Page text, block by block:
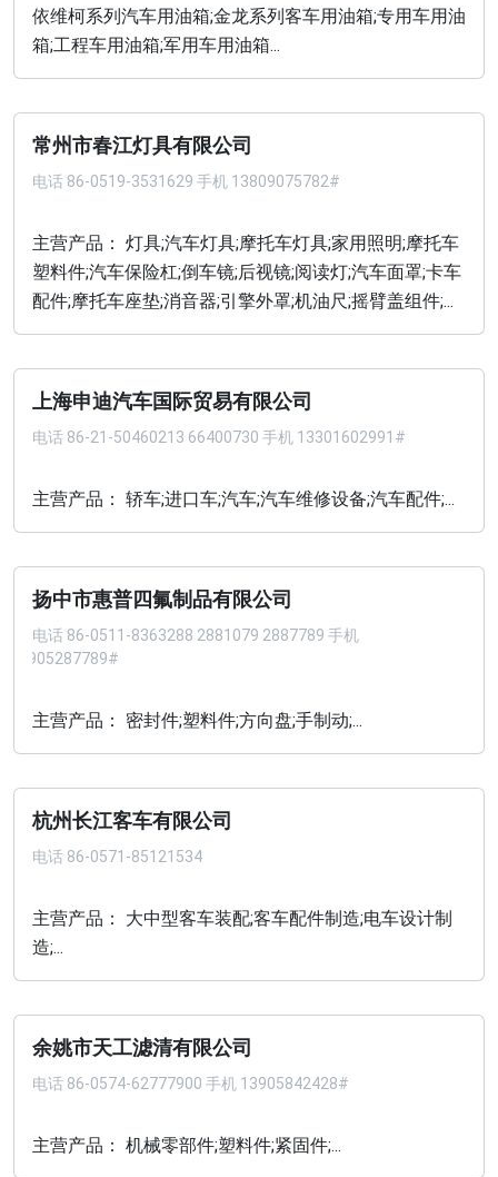
依维柯系列汽车用油箱;金龙系列客车用油箱;专用车用油
箱;工程车用油箱;军用车用油箱...
常州市春江灯具有限公司
电话 86-0519-3531629 手机 13809075782#
主营产品： 灯具;汽车灯具;摩托车灯具;家用照明;摩托车
塑料件;汽车保险杠;倒车镜;后视镜;阅读灯;汽车面罩;卡车
配件;摩托车座垫;消音器;引擎外罩;机油尺;摇臂盖组件;...
上海申迪汽车国际贸易有限公司
电话 86-21-50460213 66400730 手机 13301602991#
主营产品： 轿车;进口车;汽车;汽车维修设备;汽车配件;...
扬中市惠普四氟制品有限公司
电话 86-0511-8363288 2881079 2887789 手机
13905287789#
主营产品： 密封件;塑料件;方向盘;手制动;...
杭州长江客车有限公司
电话 86-0571-85121534
主营产品： 大中型客车装配;客车配件制造;电车设计制
造;...
余姚市天工滤清有限公司
电话 86-0574-62777900 手机 13905842428#
主营产品： 机械零部件;塑料件;紧固件;...